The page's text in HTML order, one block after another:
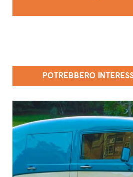
POTREBBERO